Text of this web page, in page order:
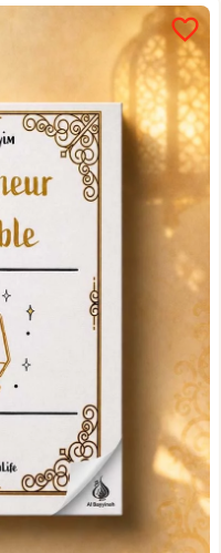
favorite_border